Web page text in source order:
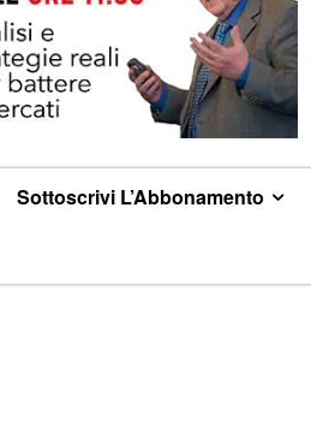
Sottoscrivi L’Abbonamento